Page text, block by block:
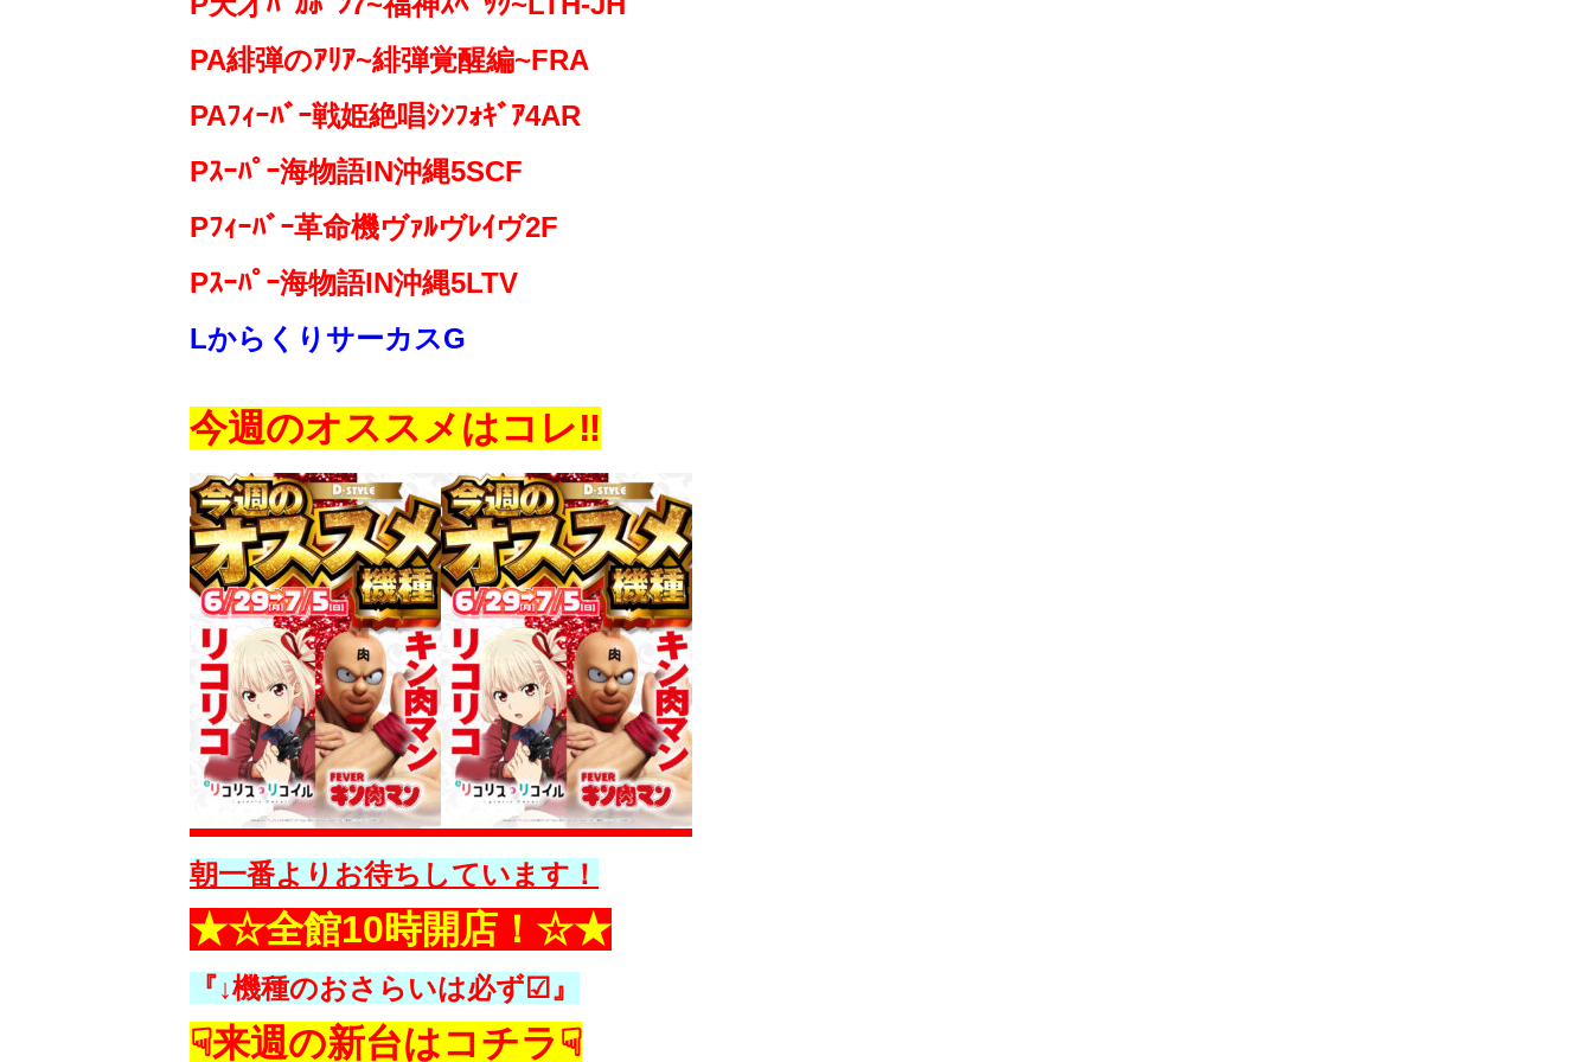
PA緋弾のｱﾘｱ~緋弾覚醒編~FRA
PAﾌｨｰﾊﾞｰ戦姫絶唱ｼﾝﾌｫｷﾞｱ4AR
Pｽｰﾊﾟｰ海物語IN沖縄5SCF
Pﾌｨｰﾊﾞｰ革命機ヴｧﾙヴﾚｲヴ2F
Pｽｰﾊﾟｰ海物語IN沖縄5LTV
LからくりサーカスG
今週のオススメはコレ‼
朝一番よりお待ちしています！
★☆全館10時開店！☆★
『↓機種のおさらいは必ず☑』
☟来週の新台はコチラ☟